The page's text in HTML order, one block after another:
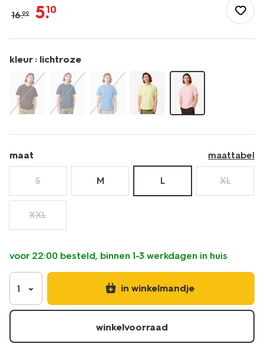
shirt-
slub-
2178863.html
16.99 5.10
kleur : lichtroze
maat maattabel
S M L XL
XXL
voor 22:00 besteld, binnen 1-3 werkdagen in huis
1 in winkelmandje
winkelvoorraad